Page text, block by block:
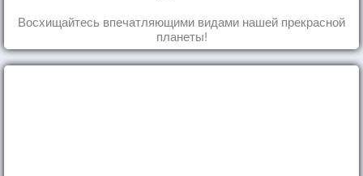
Восхищайтесь впечатляющими видами нашей прекрасной
планеты!